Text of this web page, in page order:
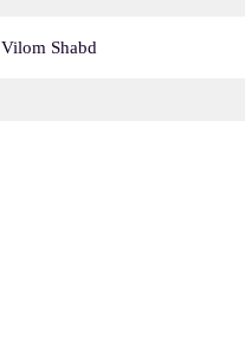
Vilom Shabd